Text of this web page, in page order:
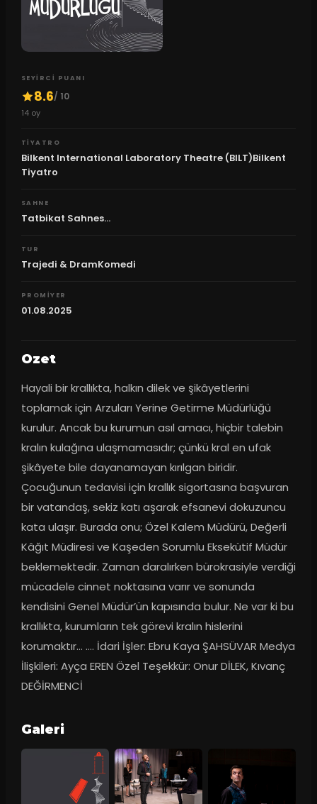
SEYIRCI PUANI
8.6/ 10
14oy
TIYATRO
Bilkent International Laboratory Theatre (BILT)Bilkent
Tiyatro
SAHNE
Tatbikat Sahnes...
TUR
Trajedi & DramKomedi
PROMIYER
01.08.2025
Ozet
Hayali bir krallıkta, halkın dilek ve şikâyetlerini
toplamak için Arzuları Yerine Getirme Müdürlüğü
kurulur. Ancak bu kurumun asıl amacı, hiçbir talebin
kralın kulağına ulaşmamasıdır; çünkü kral en ufak
şikâyete bile dayanamayan kırılgan biridir.
Çocuğunun tedavisi için krallık sigortasına başvuran
bir vatandaş, sekiz katı aşarak efsanevi dokuzuncu
kata ulaşır. Burada onu; Özel Kalem Müdürü, Değerli
Kâğıt Müdiresi ve Kaşeden Sorumlu Eksekütif Müdür
beklemektedir. Zaman daralırken bürokrasiyle verdiği
mücadele cinnet noktasına varır ve sonunda
kendisini Genel Müdür’ün kapısında bulur. Ne var ki bu
krallıkta, kurumların tek görevi kralın hislerini
korumaktır… .... İdari İşler: Ebru Kaya ŞAHSÜVAR Medya
İlişkileri: Ayça EREN Özel Teşekkür: Onur DİLEK, Kıvanç
DEĞİRMENCİ
Galeri